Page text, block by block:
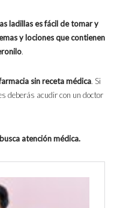
ladillas es fácil de tomar y
y lociones que contienen
.
sin receta médica. Si
deberás acudir con un doctor
atención médica.